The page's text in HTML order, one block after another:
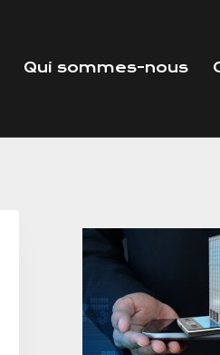
Qui sommes-nous